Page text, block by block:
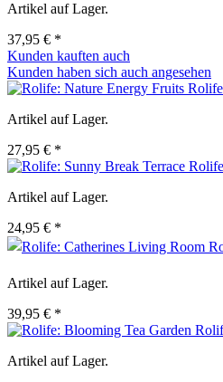
Artikel auf Lager.
37,95 € *
Kunden kauften auch
Kunden haben sich auch angesehen
Artikel auf Lager.
27,95 € *
Artikel auf Lager.
24,95 € *
Artikel auf Lager.
39,95 € *
Artikel auf Lager.